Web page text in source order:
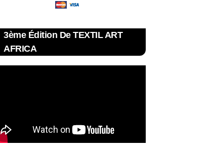
3ème Édition De TEXTIL ART
AFRICA